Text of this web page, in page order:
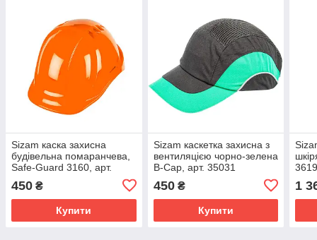
Sizam каска захисна
будівельна помаранчева,
Safe-Guard 3160, арт.
450 ₴
Купити
Sizam каскетка захисна з
вентиляцією чорно-зелена
B-Cap, арт. 35031
450₴
Купити
1